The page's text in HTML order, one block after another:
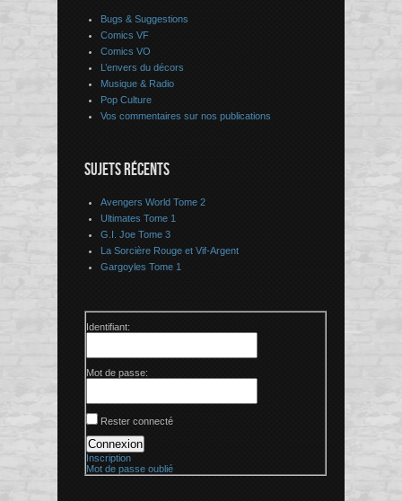
Bugs & Suggestions
Comics VF
Comics VO
L’envers du décors
Musique & Radio
Pop Culture
Vos commentaires sur nos publications
SUJETS RÉCENTS
Avengers World Tome 2
Ultimates Tome 1
G.I. Joe Tome 3
La Sorcière Rouge et Vif-Argent
Gargoyles Tome 1
Identifiant:
Mot de passe:
Rester connecté
Connexion
Inscription
Mot de passe oublié